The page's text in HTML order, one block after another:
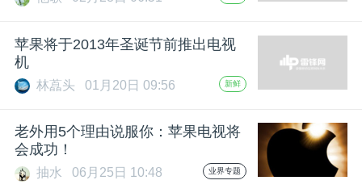
爱
搞
机
苹果将于2013年圣诞节前推出电视
机
林藠头 01月20日 09:56 新鲜
老外用5个理由说服你：苹果电视将
会成功！
抽水 06月25日 10:48 业界专题